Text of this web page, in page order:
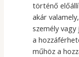
történő
akár
személy
a
műhöz a